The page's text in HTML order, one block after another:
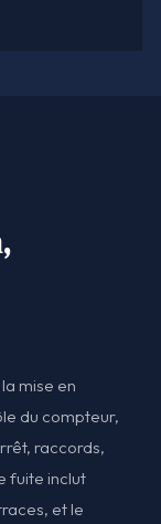
mise en
du compteur,
raccords,
fuite inclut
et le